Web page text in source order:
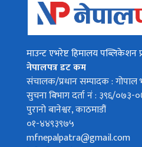
माउन्ट एभरेष्ट हिमालय पब्लिकेशन
नेपालपत्र डट कम
संचालक/प्रधान सम्पादक : गोपाल
सुचना बिभाग दर्ता नं : ३९६/०७३-
पुरानो बानेश्वर, काठमाडौं
०१-४४९३९७५
mfnepalpatra@gmail.com